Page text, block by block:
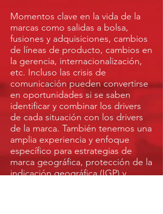
Momentos clave en la vida de la
marcas como salidas a bolsa,
fusiones y adquisiciones, cambios
de líneas de producto, cambios en
la gerencia, internacionalización,
etc. Incluso las crisis de
comunicación pueden convertirse
en oportunidades si se saben
identificar y combinar los drivers
de cada situación con los drivers
de la marca. También tenemos una
amplia experiencia y enfoque
específico para estrategias de
marca geográfica, protección de la
indicación geográfica (IGP) y